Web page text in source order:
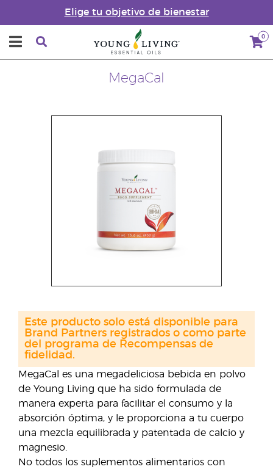
Elige tu objetivo de bienestar
0
MegaCal
MegaCal es una megadeliciosa bebida en polvo
de Young Living que ha sido formulada de
manera experta para facilitar el consumo y la
absorción óptima, y le proporciona a tu cuerpo
una mezcla equilibrada y patentada de calcio y
magnesio.
No todos los suplementos alimentarios con
Este producto solo está disponible para
Brand Partners registrados o como parte
del programa de Recompensas de
fidelidad.